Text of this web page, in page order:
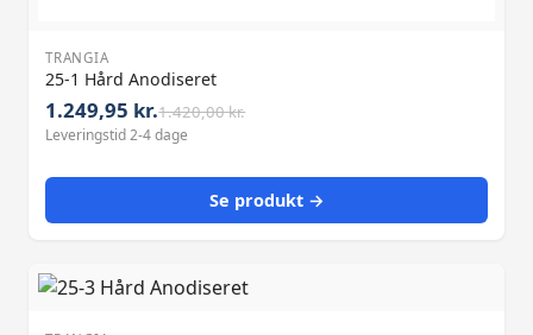
TRANGIA
25-1 Hård Anodiseret
1.249,95 kr.1.420,00 kr.
Leveringstid 2-4 dage
Se produkt →